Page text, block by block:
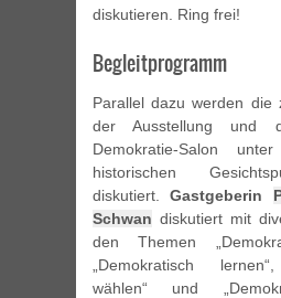
diskutieren. Ring frei!
Begleitprogramm
Parallel dazu werden die
der Ausstellung und
Demokratie-Salon
historischen
diskutiert.Gastgeberin
Schwan diskutiert mit
den Themen
„Demokratisch
wählen“ und